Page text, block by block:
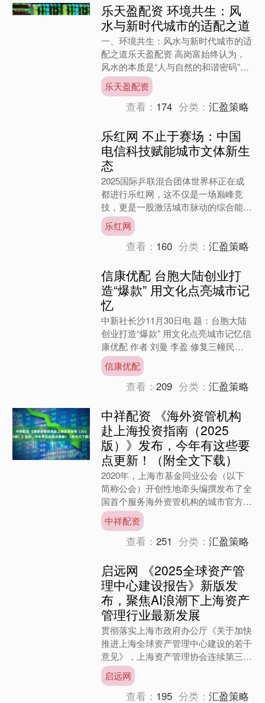
乐天盈配资 环境共生：风
水与新时代城市的适配之道
一、环境共生：风水与新时代城市的适
配之道乐天盈配资 高岗富始终认为，
风水的本质是“人与自然的和谐密码”，
在城市化快速推进的今天，这份密码的
核心在于实现人工环境与....
乐天盈配资
查看： 174 分类：汇盈策略
乐红网 不止于赛场：中国
电信科技赋能城市文体新生
态
2025国际乒联混合团体世界杯正在成
都进行乐红网，这不仅是一场巅峰竞
技，更是一股激活城市脉动的综合能
量。作为赛事呈献合作伙伴，中国电信
超越传统服务保障角色，以创....
乐红网
查看： 160 分类：汇盈策略
信康优配 台胞大陆创业打
造“爆款” 用文化点亮城市记
忆
中新社长沙11月30日电 题：台胞大陆
创业打造“爆款” 用文化点亮城市记忆信
康优配 作者 刘曼 李盈 修复三幢民国
老宅，打造一开业就“一房难求”的顶流
民宿；带领....
信康优配
查看：209 分类：汇盈策略
中祥配资 《海外资管机构
赴上海投资指南（2025
版）》发布，今年有这些要
点更新！（附全文下载）
2020年，上海市基金同业公会（以下
简称公会）开创性地牵头编撰发布了全
国首个服务海外资管机构的城市官方指
南性文件《海外资管机构赴上海投资指
南》（以下简称《指南》....
中祥配资
查看：251 分类：汇盈策略
启远网 《2025全球资产管
理中心建设报告》新版发
布，聚焦AI浪潮下上海资产
管理行业最新发展
贯彻落实上海市政府办公厅《关于加快
推进上海全球资产管理中心建设的若干
意见》，上海资产管理协会连续第三年
编写《上海全球资产管理中心建设报
告》。全球资产管理中心 上....
启远网
查看： 195 分类：汇盈策略